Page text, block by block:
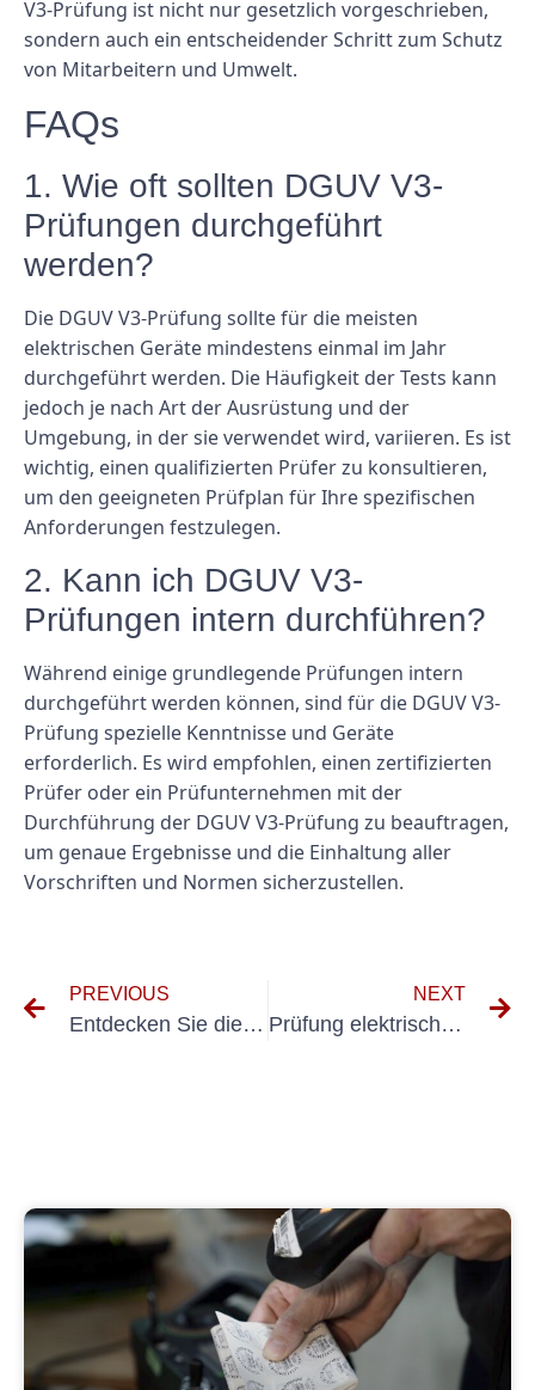
V3-Prüfung ist nicht nur gesetzlich vorgeschrieben,
sondern auch ein entscheidender Schritt zum Schutz
von Mitarbeitern und Umwelt.
FAQs
1. Wie oft sollten DGUV V3-
Prüfungen durchgeführt
werden?
Die DGUV V3-Prüfung sollte für die meisten
elektrischen Geräte mindestens einmal im Jahr
durchgeführt werden. Die Häufigkeit der Tests kann
jedoch je nach Art der Ausrüstung und der
Umgebung, in der sie verwendet wird, variieren. Es ist
wichtig, einen qualifizierten Prüfer zu konsultieren,
um den geeigneten Prüfplan für Ihre spezifischen
Anforderungen festzulegen.
2. Kann ich DGUV V3-
Prüfungen intern durchführen?
Während einige grundlegende Prüfungen intern
durchgeführt werden können, sind für die DGUV V3-
Prüfung spezielle Kenntnisse und Geräte
erforderlich. Es wird empfohlen, einen zertifizierten
Prüfer oder ein Prüfunternehmen mit der
Durchführung der DGUV V3-Prüfung zu beauftragen,
um genaue Ergebnisse und die Einhaltung aller
Vorschriften und Normen sicherzustellen.
PREVIOUS
Entdecken Sie die Funktionen von E-Check Tontechnik für Live-Events
NEXT
Prüfung elektrischer Anlagen im Bühnenbild: Was Sie wissen müssen